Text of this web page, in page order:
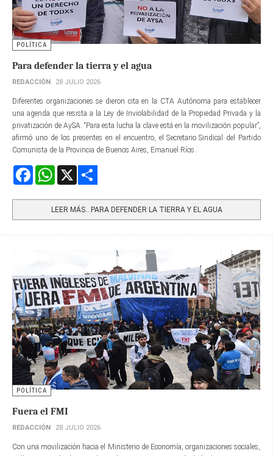
POLÍTICA
Para defender la tierra y el agua
REDACCIÓN 28 JULIO 2026
Diferentes organizaciones se dieron cita en la CTA Autónoma para establecer
una agenda que resista a la Ley de Inviolabilidad de la Propiedad Privada y la
privatización de AySA. “Para esta lucha la clave está en la movilización popular”,
afirmó uno de los presentes en el encuentro, el Secretario Sindical del Partido
Comunista de la Provincia de Buenos Aires, Emanuel Ríos.
FacebookWhatsApp
LEER MÁS…PARA DEFENDER LA TIERRA Y EL AGUA
POLÍTICA
Fuera el FMI
REDACCIÓN 28 JULIO 2026
Con una movilización hacia el Ministerio de Economía, organizaciones sociales,